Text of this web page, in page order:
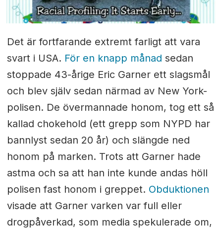
Det är fortfarande extremt farligt att vara
svart i USA. För en knapp månad sedan
stoppade 43-årige Eric Garner ett slagsmål
och blev själv sedan närmad av New York-
polisen. De övermannade honom, tog ett så
kallad chokehold (ett grepp som NYPD har
bannlyst sedan 20 år) och slängde ned
honom på marken. Trots att Garner hade
astma och sa att han inte kunde andas höll
polisen fast honom i greppet. Obduktionen
visade att Garner varken var full eller
drogpåverkad, som media spekulerade om,